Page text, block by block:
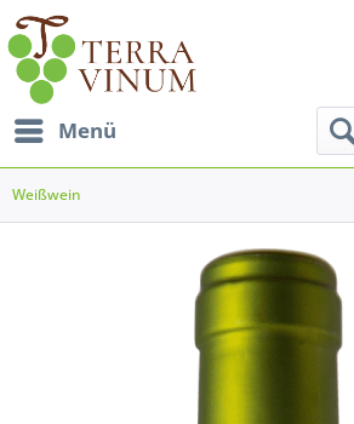
Menü
Weißwein